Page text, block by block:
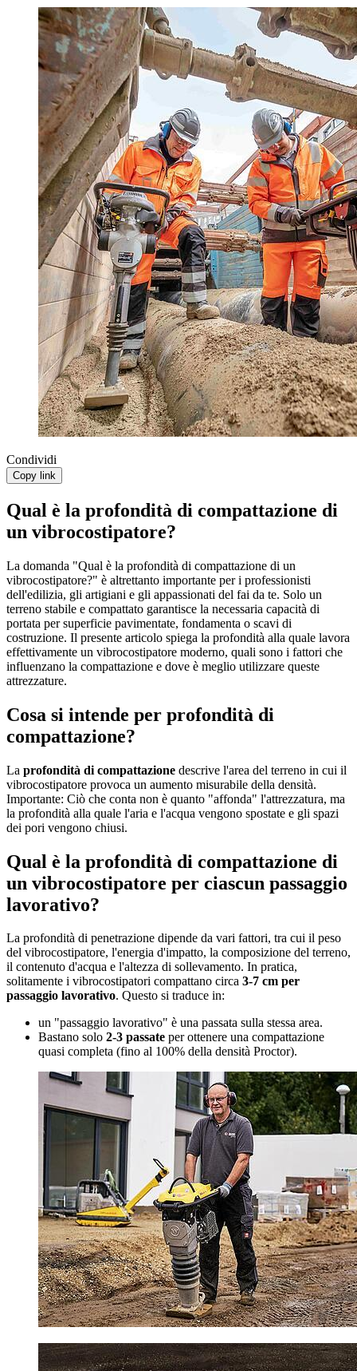
Condividi
Copy link
Qual è la profondità di compattazione di
un vibrocostipatore?
La domanda "Qual è la profondità di compattazione di un
vibrocostipatore?" è altrettanto importante per i professionisti
dell'edilizia, gli artigiani e gli appassionati del fai da te. Solo un
terreno stabile e compattato garantisce la necessaria capacità di
portata per superficie pavimentate, fondamenta o scavi di
costruzione. Il presente articolo spiega la profondità alla quale lavora
effettivamente un vibrocostipatore moderno, quali sono i fattori che
influenzano la compattazione e dove è meglio utilizzare queste
attrezzature.
Cosa si intende per profondità di
compattazione?
La profondità di compattazione descrive l'area del terreno in cui il
vibrocostipatore provoca un aumento misurabile della densità.
Importante: Ciò che conta non è quanto "affonda" l'attrezzatura, ma
la profondità alla quale l'aria e l'acqua vengono spostate e gli spazi
dei pori vengono chiusi.
Qual è la profondità di compattazione di
un vibrocostipatore per ciascun passaggio
lavorativo?
La profondità di penetrazione dipende da vari fattori, tra cui il peso
del vibrocostipatore, l'energia d'impatto, la composizione del terreno,
il contenuto d'acqua e l'altezza di sollevamento. In pratica,
solitamente i vibrocostipatori compattano circa 3-7 cm per
passaggio lavorativo. Questo si traduce in:
un "passaggio lavorativo" è una passata sulla stessa area.
Bastano solo 2-3 passate per ottenere una compattazione
quasi completa (fino al 100% della densità Proctor).